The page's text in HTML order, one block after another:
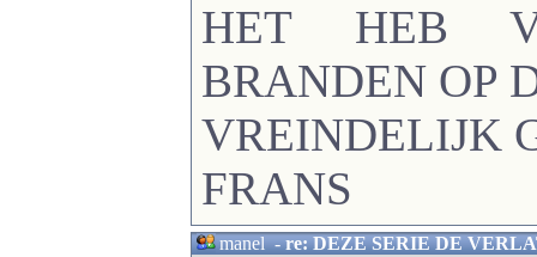
HET HEB
BRANDEN OP
VREINDELIJK
FRANS
manel-re: DEZE SERIE DE